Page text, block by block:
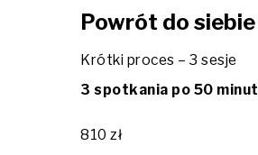
Powrót do siebie
Krótki proces – 3 sesje
3 spotkania po 50 minut
810 zł